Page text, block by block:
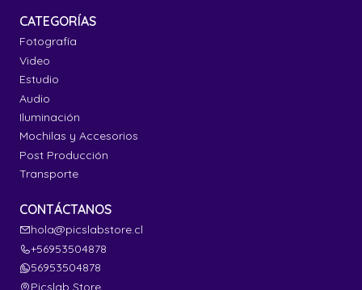
CATEGORÍAS
Fotografía
Video
Estudio
Audio
Iluminación
Mochilas y Accesorios
Post Producción
Transporte
CONTÁCTANOS
hola@picslabstore.cl
+56953504878
56953504878
Picslab Store